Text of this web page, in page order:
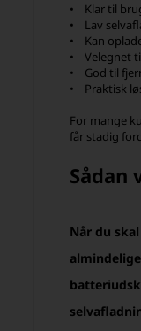
• Klar til
• Lav
• Kan
• Velegnet
• God til
• Praktisk
For mange
får stadig
Når du